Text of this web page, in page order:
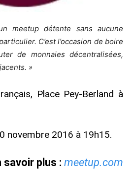
meetup détente sans aucune
C’est l’occasion de boire
de monnaies décentralisées,
»
Place Pey-Berland à
novembre 2016 à 19h15.
savoir plus : meetup.com